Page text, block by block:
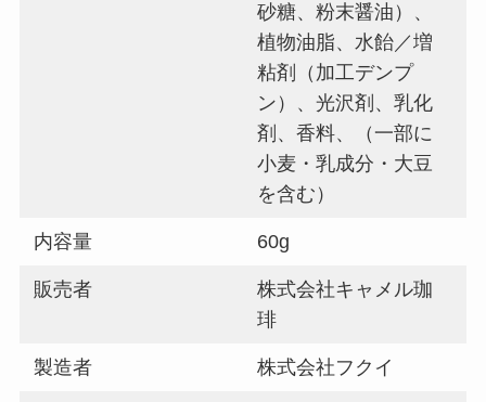
砂糖、粉末醤油）、
植物油脂、水飴／増
粘剤（加工デンプ
ン）、光沢剤、乳化
剤、香料、（一部に
小麦・乳成分・大豆
を含む）
内容量 60g
販売者
株式会社キャメル珈
琲
製造者 株式会社フクイ